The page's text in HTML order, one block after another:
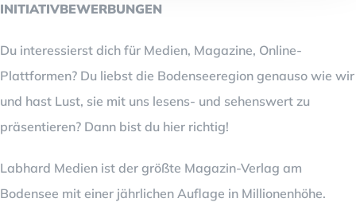
INITIATIVBEWERBUNGEN
Du interessierst dich für Medien, Magazine, Online-
Plattformen? Du liebst die Bodenseeregion genauso wie wir
und hast Lust, sie mit uns lesens- und sehenswert zu
präsentieren? Dann bist du hier richtig!
Labhard Medien ist der größte Magazin-Verlag am
Bodensee mit einer jährlichen Auflage in Millionenhöhe.